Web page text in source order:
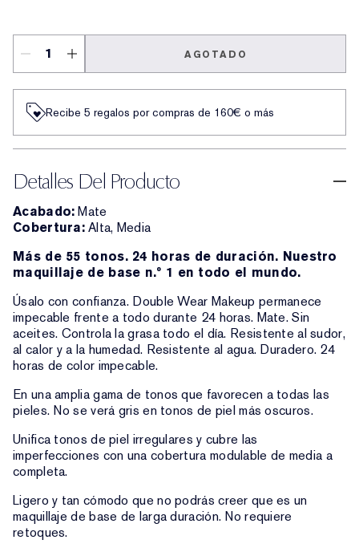
AGOTADO
Recibe 5 regalos por compras de 160€ o más
Detalles Del Producto
Acabado: Mate
Cobertura:Alta, Media
Más de 55 tonos. 24 horas de duración. Nuestro
maquillaje de base n.º 1 en todo el mundo.
Úsalo con confianza. Double Wear Makeup permanece
impecable frente a todo durante 24 horas. Mate. Sin
aceites. Controla la grasa todo el día. Resistente al sudor,
al calor y a la humedad. Resistente al agua. Duradero. 24
horas de color impecable.
En una amplia gama de tonos que favorecen a todas las
pieles. No se verá gris en tonos de piel más oscuros.
Unifica tonos de piel irregulares y cubre las
imperfecciones con una cobertura modulable de media a
completa.
Ligero y tan cómodo que no podrás creer que es un
maquillaje de base de larga duración. No requiere
retoques.